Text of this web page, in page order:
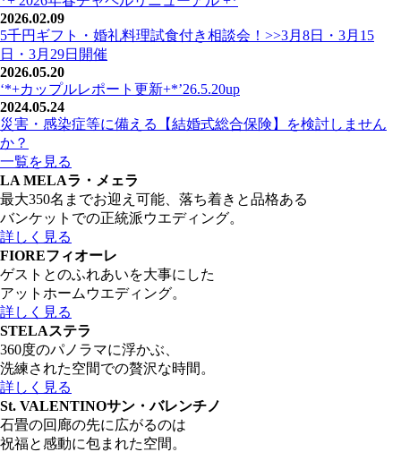
2026.02.09
5千円ギフト・婚礼料理試食付き相談会！>>3月8日・3月15
日・3月29日開催
2026.05.20
‘*+カップルレポート更新+*’26.5.20up
2024.05.24
災害・感染症等に備える【結婚式総合保険】を検討しません
か？
一覧を見る
LA MELAラ・メェラ
最大350名までお迎え可能、落ち着きと品格ある
バンケットでの正統派ウエディング。
詳しく見る
FIOREフィオーレ
ゲストとのふれあいを大事にした
アットホームウエディング。
詳しく見る
STELAステラ
360度のパノラマに浮かぶ、
洗練された空間での贅沢な時間。
詳しく見る
St. VALENTINOサン・バレンチノ
石畳の回廊の先に広がるのは
祝福と感動に包まれた空間。